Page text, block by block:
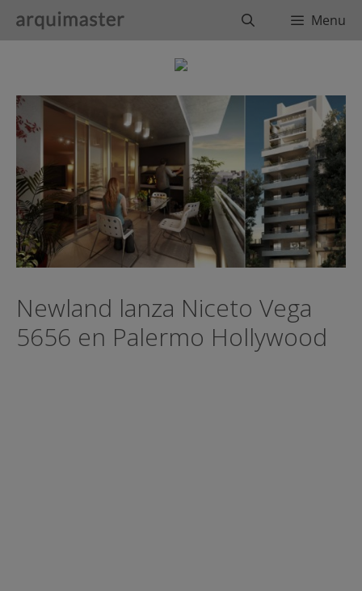
BuscarMenu
Newland lanza Niceto Vega
5656 en Palermo Hollywood